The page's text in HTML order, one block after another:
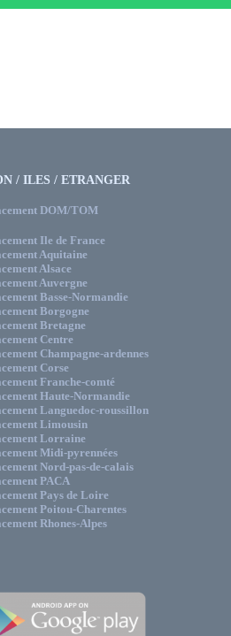
/ ILES / ETRANGER
DOM/TOM
Ile de France
Aquitaine
Alsace
Auvergne
Basse-Normandie
Borgogne
Bretagne
Centre
Champagne-ardennes
Corse
Franche-comté
Haute-Normandie
Languedoc-roussillon
Limousin
Lorraine
Midi-pyrennées
Nord-pas-de-calais
PACA
Pays de Loire
Poitou-Charentes
Rhones-Alpes